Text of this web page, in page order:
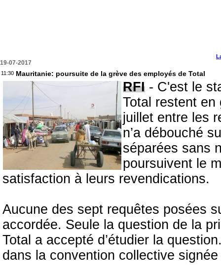
19-07-2017
11:30 Mauritanie: poursuite de la grève des employés de Total
RFI - C'est le
Total restent en
juillet entre les
n’a débouché
séparées sans
poursuivent le
satisfaction à leurs revendications.
Aucune des sept requêtes posées
accordée. Seule la question de la
Total a accepté d’étudier la
dans la convention collective